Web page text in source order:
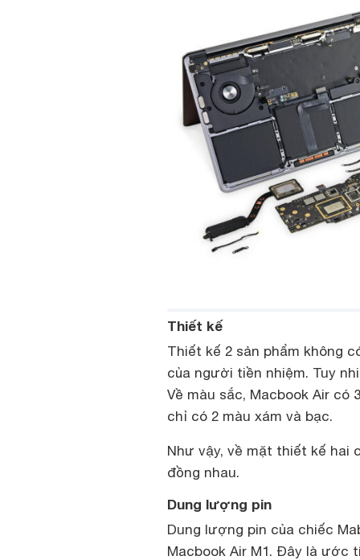
Thiết kế
Thiết kế 2 sản phẩm không
của người tiền nhiệm. Tuy
Về màu sắc, Macbook Air có
chỉ có 2 màu xám và bạc.
Như vậy, về mặt thiết kế hai
đồng nhau.
Dung lượng pin
Dung lượng pin của chiếc
Macbook Air M1. Đây là ước